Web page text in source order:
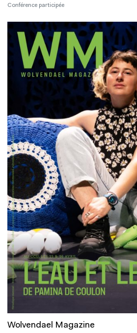
Conférence participée
Wolvendael Magazine